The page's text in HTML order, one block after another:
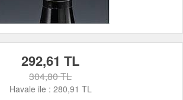
292,61 TL
304,80 TL
Havale ile : 280,91 TL